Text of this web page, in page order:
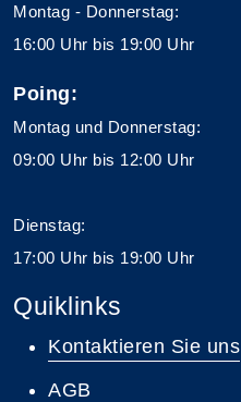
Montag - Donnerstag:
16:00 Uhr bis 19:00 Uhr
Poing:
Montag und Donnerstag:
09:00 Uhr bis 12:00 Uhr
Dienstag:
17:00 Uhr bis 19:00 Uhr
Quiklinks
Kontaktieren Sie uns
AGB